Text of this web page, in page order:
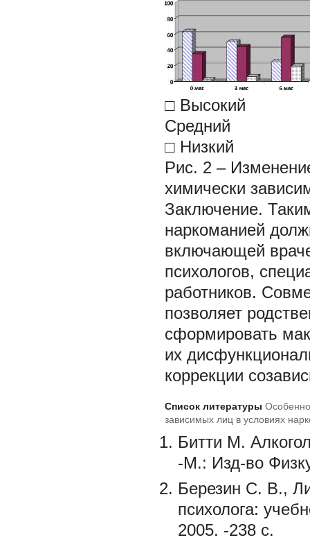
□ Высокий
Средний
□ Низкий
Рис. 2 –
химически
Заключение.
наркоманией
включающей
психологов,
работников.
позволяет
сформировать
их
коррекции
Список литературы
зависимых лиц в условиях
Битти М.
-М.: Изд-во
Березин С. В.,
психолога:
2005. -238 с.